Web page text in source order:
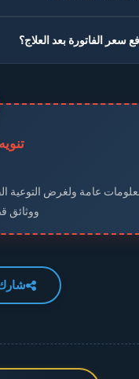
الفاتورة بعد العلاج؟
عامة ولغرض التوعية
ووثائق